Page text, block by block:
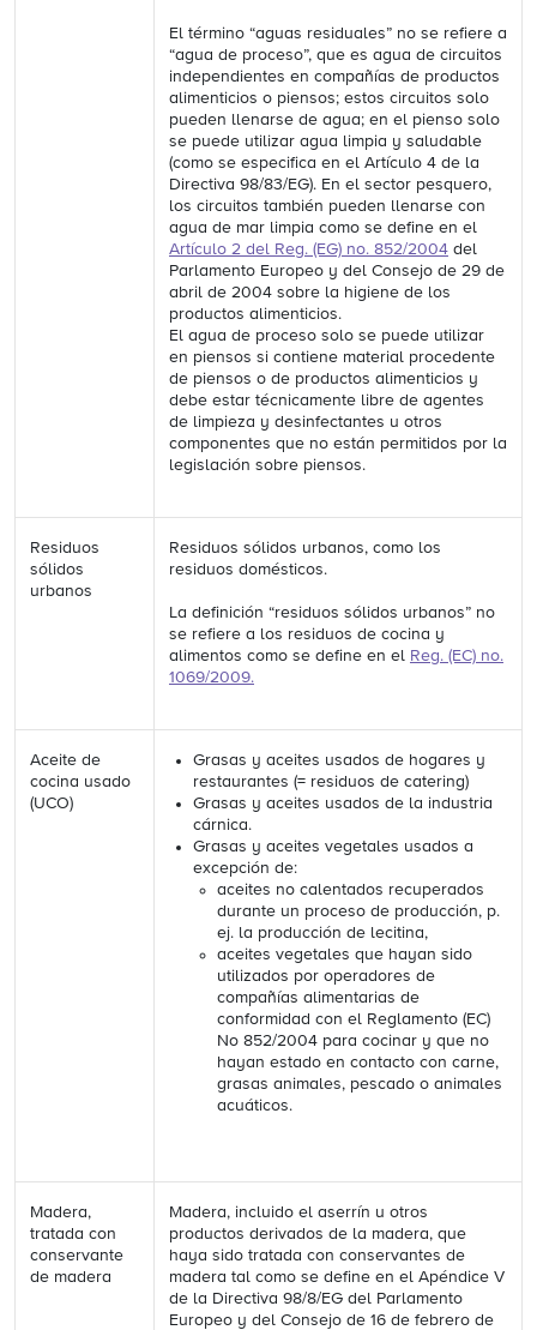
El término “aguas residuales” no se refiere a
“agua de proceso”, que es agua de circuitos
independientes en compañías de productos
alimenticios o piensos; estos circuitos solo
pueden llenarse de agua; en el pienso solo
se puede utilizar agua limpia y saludable
(como se especifica en el Artículo 4 de la
Directiva 98/83/EG). En el sector pesquero,
los circuitos también pueden llenarse con
agua de mar limpia como se define en el
Artículo 2 del Reg. (EG) no. 852/2004 del
Parlamento Europeo y del Consejo de 29 de
abril de 2004 sobre la higiene de los
productos alimenticios.
El agua de proceso solo se puede utilizar
en piensos si contiene material procedente
de piensos o de productos alimenticios y
debe estar técnicamente libre de agentes
de limpieza y desinfectantes u otros
componentes que no están permitidos por la
legislación sobre piensos.
Residuos
sólidos
urbanos
Residuos sólidos urbanos, como los
residuos domésticos.
La definición “residuos sólidos urbanos” no
se refiere a los residuos de cocina y
alimentos como se define en el Reg. (EC) no.
1069/2009.
Aceite de
cocina usado
(UCO)
Grasas y aceites usados de hogares y
restaurantes (= residuos de catering)
Grasas y aceites usados de la industria
cárnica.
Grasas y aceites vegetales usados a
excepción de:
aceites no calentados recuperados
durante un proceso de producción, p.
ej. la producción de lecitina,
aceites vegetales que hayan sido
utilizados por operadores de
compañías alimentarias de
conformidad con el Reglamento (EC)
No 852/2004 para cocinar y que no
hayan estado en contacto con carne,
grasas animales, pescado o animales
acuáticos.
Madera,
tratada con
conservante
de madera
Madera, incluido el aserrín u otros
productos derivados de la madera, que
haya sido tratada con conservantes de
madera tal como se define en el Apéndice V
de la Directiva 98/8/EG del Parlamento
Europeo y del Consejo de 16 de febrero de